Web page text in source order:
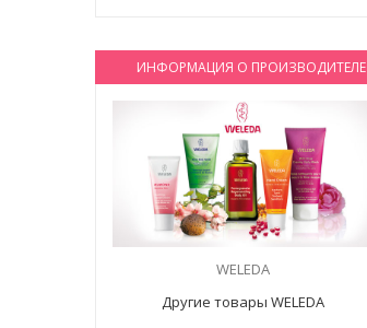
ИНФОРМАЦИЯ О ПРОИЗВОДИТЕЛЕ
WELEDA
Другие товары WELEDA